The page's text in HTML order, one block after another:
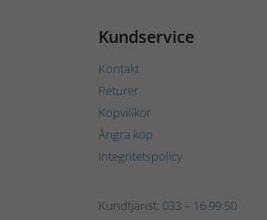
Kundservice
Kontakt
Returer
Köpvillkor
Ångra köp
Integritetspolicy
Kundtjänst: 033 – 16 99 50